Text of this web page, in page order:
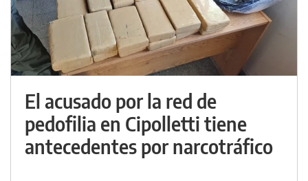
El acusado por la red de
pedofilia en Cipolletti tiene
antecedentes por narcotráfico